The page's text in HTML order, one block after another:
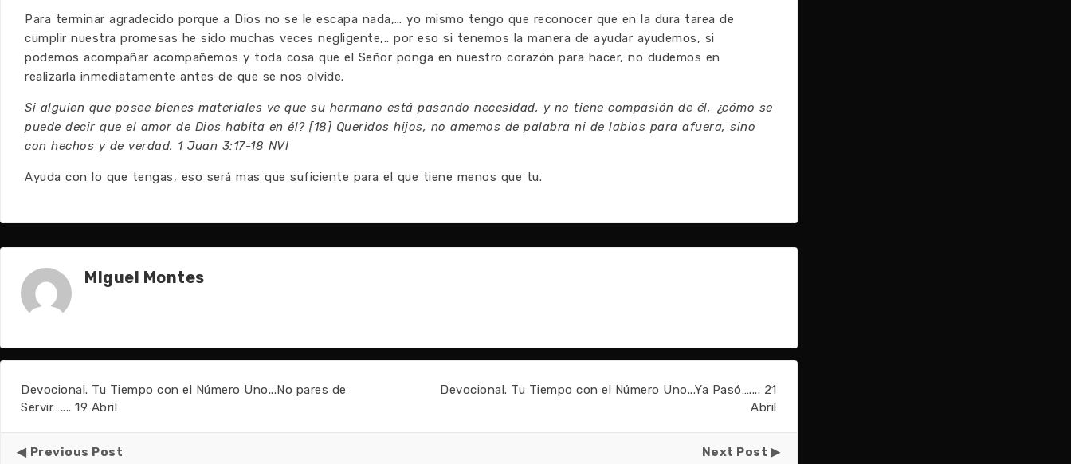
Para terminar agradecido porque a Dios no se le escapa nada,… yo mismo tengo que reconocer que en la dura tarea de
cumplir nuestra promesas he sido muchas veces negligente,.. por eso si tenemos la manera de ayudar ayudemos, si
podemos acompañar acompañemos y toda cosa que el Señor ponga en nuestro corazón para hacer, no dudemos en
realizarla inmediatamente antes de que se nos olvide.
Si alguien que posee bienes materiales ve que su hermano está pasando necesidad, y no tiene compasión de él, ¿cómo se
puede decir que el amor de Dios habita en él? [18] Queridos hijos, no amemos de palabra ni de labios para afuera, sino
con hechos y de verdad. 1 Juan 3:17-18 NVI
Ayuda con lo que tengas, eso será mas que suficiente para el que tiene menos que tu.
MIguel Montes
Devocional. Tu Tiempo con el Número Uno...No pares de
Servir….... 19 Abril
Devocional. Tu Tiempo con el Número Uno...Ya Pasó….... 21
Abril
Previous Post Next Post